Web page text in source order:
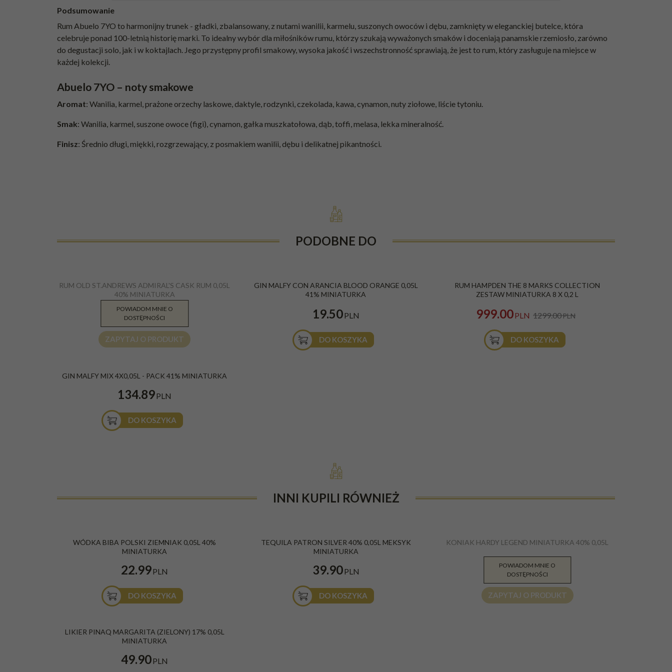
Podsumowanie
Rum Abuelo 7YO to harmonijny trunek - gładki, zbalansowany, z nutami wanilii, karmelu, suszonych owoców i dębu, zamknięty w eleganckiej butelce, która
celebruje ponad 100-letnią historię marki. To idealny wybór dla miłośników rumu, którzy szukają wyważonych smaków i doceniają panamskie rzemiosło, zarówno
do degustacji solo, jak i w koktajlach. Jego przystępny profil smakowy, wysoka jakość i wszechstronność sprawiają, że jest to rum, który zasługuje na miejsce w
każdej kolekcji.
Abuelo 7YO – noty smakowe
Aromat: Wanilia, karmel, prażone orzechy laskowe, daktyle, rodzynki, czekolada, kawa, cynamon, nuty ziołowe, liście tytoniu.
Smak: Wanilia, karmel, suszone owoce (figi), cynamon, gałka muszkatołowa, dąb, toffi, melasa, lekka mineralność.
Finisz: Średnio długi, miękki, rozgrzewający, z posmakiem wanilii, dębu i delikatnej pikantności.
PODOBNE DO
RUM OLD ST.ANDREWS ADMIRAL'S CASK RUM 0,05L
40% MINIATURKA
49.00 PLN
ZAPYTAJ O PRODUKT
POWIADOM MNIE O
DOSTĘPNOŚCI
GIN MALFY CON ARANCIA BLOOD ORANGE 0,05L
41% MINIATURKA
19.50PLN
DO KOSZYKA
RUM HAMPDEN THE 8 MARKS COLLECTION
ZESTAW MINIATURKA 8 X 0,2 L
1299.00PLN
999.00PLN
DO KOSZYKA
GIN MALFY MIX 4X0,05L - PACK 41% MINIATURKA
134.89PLN
DO KOSZYKA
INNI KUPILI RÓWNIEŻ
WÓDKA BIBA POLSKI ZIEMNIAK 0,05L 40%
MINIATURKA
22.99PLN
DO KOSZYKA
TEQUILA PATRON SILVER 40% 0,05L MEKSYK
MINIATURKA
39.90PLN
DO KOSZYKA
KONIAK HARDY LEGEND MINIATURKA 40% 0,05L
36.49PLN
ZAPYTAJ O PRODUKT
POWIADOM MNIE O
DOSTĘPNOŚCI
LIKIER PINAQ MARGARITA (ZIELONY) 17% 0,05L
MINIATURKA
49.90PLN